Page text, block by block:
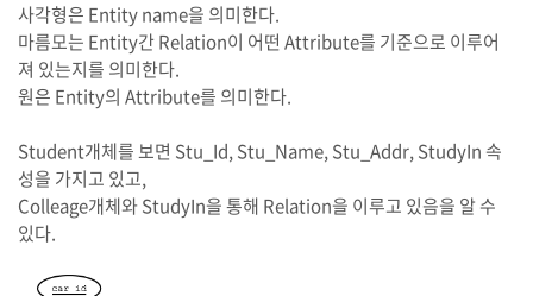
사각형은 Entity name을 의미한다.
마름모는 Entity간 Relation이 어떤 Attribute를 기준으로 이루어
져 있는지를 의미한다.
원은 Entity의 Attribute를 의미한다.
Student개체를 보면 Stu_Id, Stu_Name, Stu_Addr, StudyIn 속
성을 가지고 있고,
Colleage개체와 StudyIn을 통해 Relation을 이루고 있음을 알 수
있다.